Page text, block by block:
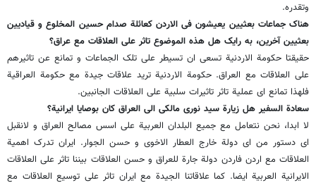
وتقدره.
هناک جماعات بعثیین یعیشون فی الاردن کعائلة صدام حسین المخلوع و قیادیین
بعثیین آخرین، به رایک هل هذه الموضوع تاثر علی العلاقات مع عراق؟
حقیقتا حکومة الاردنیة تسعی ان تسیطر علی تلک الجماعات و تمانع عن تاثیرهم
علی العلاقات مع العراق. حکومة الاردنیة ترید علاقات جیدة مع حکومة العراقیة
فلهذا تمانع ای عملیة تاثر تاثیرات سلبیة علی العلاقات الجانبین.
سعادة السفیر هل زیارة سید نوری مالکی الی العراق کان بوصایا ایرانیة؟
لا ابدا، نحن نتعامل مع جمیع البلدان العربیة علی اسس مصالح العراق و لانقبل
ای دستور من ای دولة خارج العطار الاخوی و حسن الجوار. ایران تدرک اهمیة
العلاقات مع اردن فاردن دولة جارة للعراق و حسن العلاقات بیننا تاثر علی العلاقات
الایرانیة العربیة ایضا. کما علاقاتنا الجیدة مع ایران تاثر علی توسیع العلاقات مع